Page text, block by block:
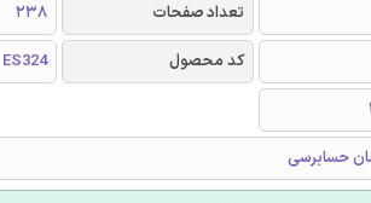
تعداد صفحات
238
کد محصول
ES324
حسابرسی